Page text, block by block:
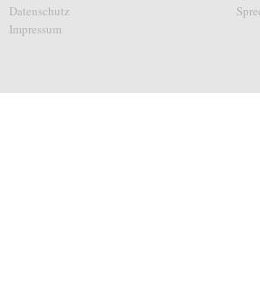
Datenschutz
Impressum